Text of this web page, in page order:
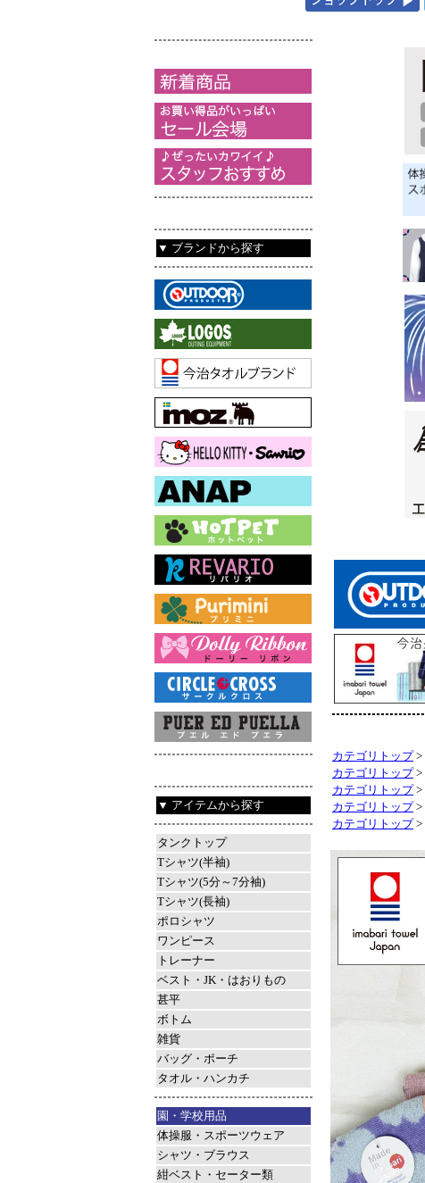
▼ ブランドから探す
▼ アイテムから探す
タンクトップ
Tシャツ(半袖)
Tシャツ(5分～7分袖)
Tシャツ(長袖)
ポロシャツ
ワンピース
トレーナー
ベスト・JK・はおりもの
甚平
ボトム
雑貨
バッグ・ポーチ
タオル・ハンカチ
園・学校用品
体操服・スポーツウェア
シャツ・ブラウス
紺ベスト・セーター類
カテゴリトップ >
カテゴリトップ >
カテゴリトップ >
カテゴリトップ >
カテゴリトップ >